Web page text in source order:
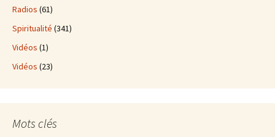
Radios (61)
Spiritualité (341)
Vidéos (1)
Vidéos (23)
Mots clés